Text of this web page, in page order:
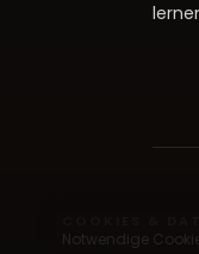
Notwendige